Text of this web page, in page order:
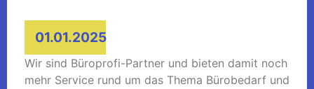
01.01.2025
Wir sind Büroprofi-Partner und bieten damit noch
mehr Service rund um das Thema Bürobedarf und